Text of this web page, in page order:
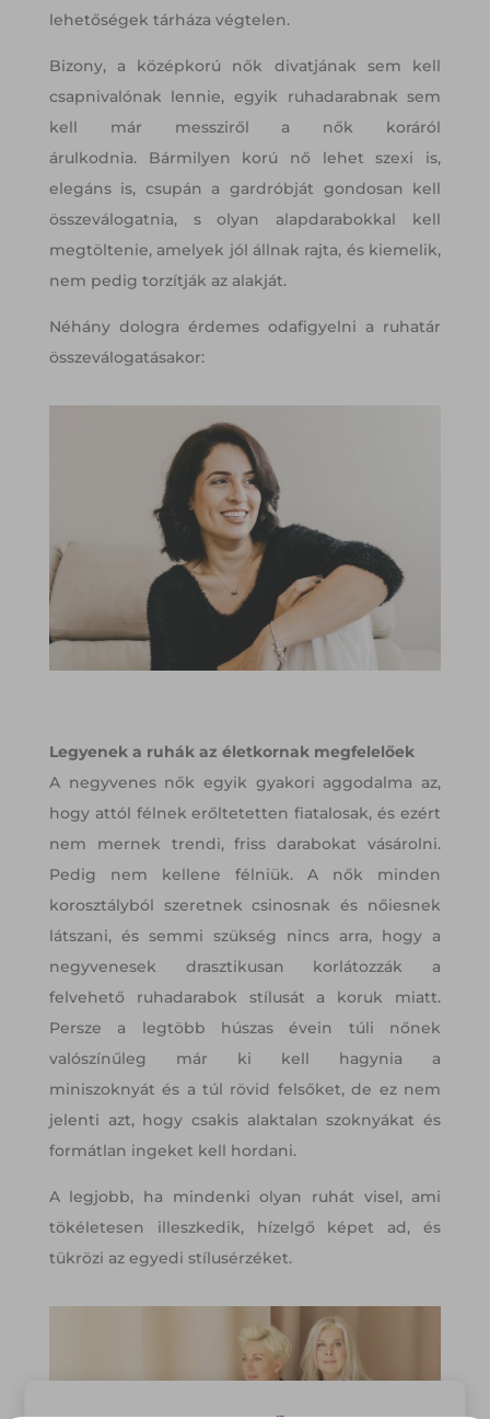
lehetőségek tárháza végtelen.
Bizony, a középkorú nők divatjának sem kell
csapnivalónak lennie, egyik ruhadarabnak sem
kell már messziről a nők koráról
árulkodnia. Bármilyen korú nő lehet szexi is,
elegáns is, csupán a gardróbját gondosan kell
összeválogatnia, s olyan alapdarabokkal kell
megtöltenie, amelyek jól állnak rajta, és kiemelik,
nem pedig torzítják az alakját.
Néhány dologra érdemes odafigyelni a ruhatár
összeválogatásakor:
Legyenek a ruhák az életkornak megfelelőek
A negyvenes nők egyik gyakori aggodalma az,
hogy attól félnek erőltetetten fiatalosak, és ezért
nem mernek trendi, friss darabokat vásárolni.
Pedig nem kellene félniük. A nők minden
korosztályból szeretnek csinosnak és nőiesnek
látszani, és semmi szükség nincs arra, hogy a
negyvenesek drasztikusan korlátozzák a
felvehető ruhadarabok stílusát a koruk miatt.
Persze a legtöbb húszas évein túli nőnek
valószínűleg már ki kell hagynia a
miniszoknyát és a túl rövid felsőket, de ez nem
jelenti azt, hogy csakis alaktalan szoknyákat és
formátlan ingeket kell hordani.
A legjobb, ha mindenki olyan ruhát visel, ami
tökéletesen illeszkedik, hízelgő képet ad, és
tükrözi az egyedi stílusérzéket.